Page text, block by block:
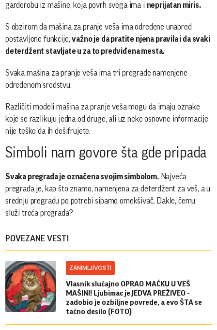
garderobu iz mašine, koja povrh svega ima i neprijatan miris.
S obzirom da mašina za pranje veša ima određene unapred
postavljene funkcije,važno je da pratite njena pravila i da svaki
deterdžent stavljate u za to predviđena mesta.
Svaka mašina za pranje veša ima tri pregrade namenjene
određenom sredstvu.
Različiti modeli mašina za pranje veša mogu da imaju oznake
koje se razlikuju jedna od druge, ali uz neke osnovne informacije
nije teško da ih dešifrujete.
Simboli nam govore šta gde pripada
Svaka pregrada je označena svojim simbolom.Najveća
pregrada je, kao što znamo, namenjena za deterdžent za veš, a u
srednju pregradu po potrebi sipamo omekšivač. Dakle, čemu
služi treća pregrada?
POVEZANE VESTI
ZANIMLJIVOSTI
Vlasnik slučajno OPRAO MAČKU U VEŠ
MAŠINI! Ljubimac je JEDVA PREŽIVEO -
zadobio je ozbiljne povrede, a evo ŠTA se
tačno desilo (FOTO)